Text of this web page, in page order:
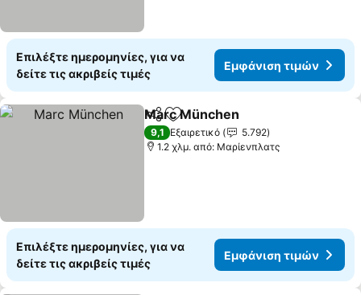
Επιλέξτε ημερομηνίες, για να
δείτε τις ακριβείς τιμές
Εμφάνιση τιμών
Κοινοποίηση
Προσθήκη στα αγαπημένα
Marc München
9,1 Εξαιρετικό
5.792
1.2 χλμ. από: Μαρίενπλατς
Επιλέξτε ημερομηνίες, για να
δείτε τις ακριβείς τιμές
Εμφάνιση τιμών